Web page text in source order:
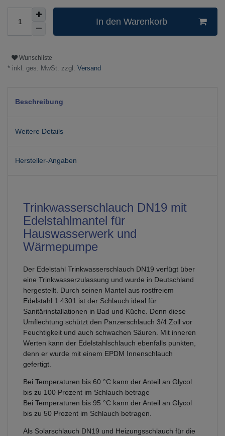
In den Warenkorb
Wunschliste
* inkl. ges. MwSt. zzgl. Versand
Beschreibung
Weitere Details
Hersteller-Angaben
Trinkwasserschlauch DN19 mit
Edelstahlmantel für
Hauswasserwerk und
Wärmepumpe
Der Edelstahl Trinkwasserschlauch DN19 verfügt über
eine Trinkwasserzulassung und wurde in Deutschland
hergestellt. Durch seinen Mantel aus rostfreiem
Edelstahl 1.4301 ist der Schlauch ideal für
Sanitärinstallationen in Bad und Küche. Denn diese
Umflechtung schützt den Panzerschlauch 3/4 Zoll vor
Feuchtigkeit und auch schwachen Säuren. Mit inneren
Werten kann der Edelstahlschlauch ebenfalls punkten,
denn er wurde mit einem EPDM Innenschlauch
gefertigt.
Bei Temperaturen bis 60 °C kann der Anteil an Glycol
bis zu 100 Prozent im Schlauch betrage
Bei Temperaturen bis 95 °C kann der Anteil an Glycol
bis zu 50 Prozent im Schlauch betragen.
Als Solarschlauch DN19 und Heizungsschlauch für die